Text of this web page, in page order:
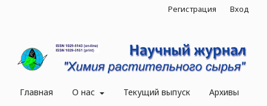
Главная О нас Текущий выпуск Архивы
Регистрация Вход